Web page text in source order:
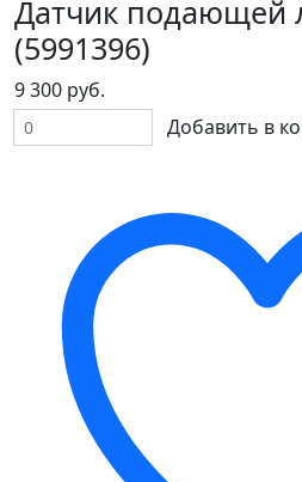
Датчик подающей
(5991396)
9 300 руб.
Добавить в